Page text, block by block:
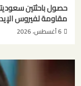
حصول باحثتين
مقاومة لفيروس
6 أغسطس، 2026